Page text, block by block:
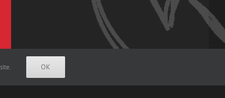
OK